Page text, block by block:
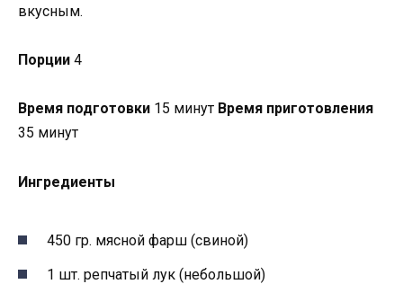
вкусным.
Порции 4
Время подготовки 15 минут Время приготовления
35 минут
Ингредиенты
450 гр. мясной фарш (свиной)
1 шт. репчатый лук (небольшой)